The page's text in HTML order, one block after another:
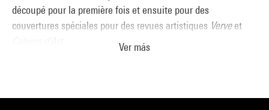
des orangés, des roses vifs donne son titre auVitrail bleu
pâle. Le grand vitrail double et la série des minces colonnes
sont davantage reliés par l’échelle des motifs et par la
découpé pour la première fois et ensuite pour des
couvertures spéciales pour des revues artistiques Verveet
Ver más